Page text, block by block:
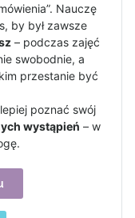
Nauczę
by był zawsze
– podczas zajęć
swobodnie, a
przestanie być
poznać swój
wystąpień – w